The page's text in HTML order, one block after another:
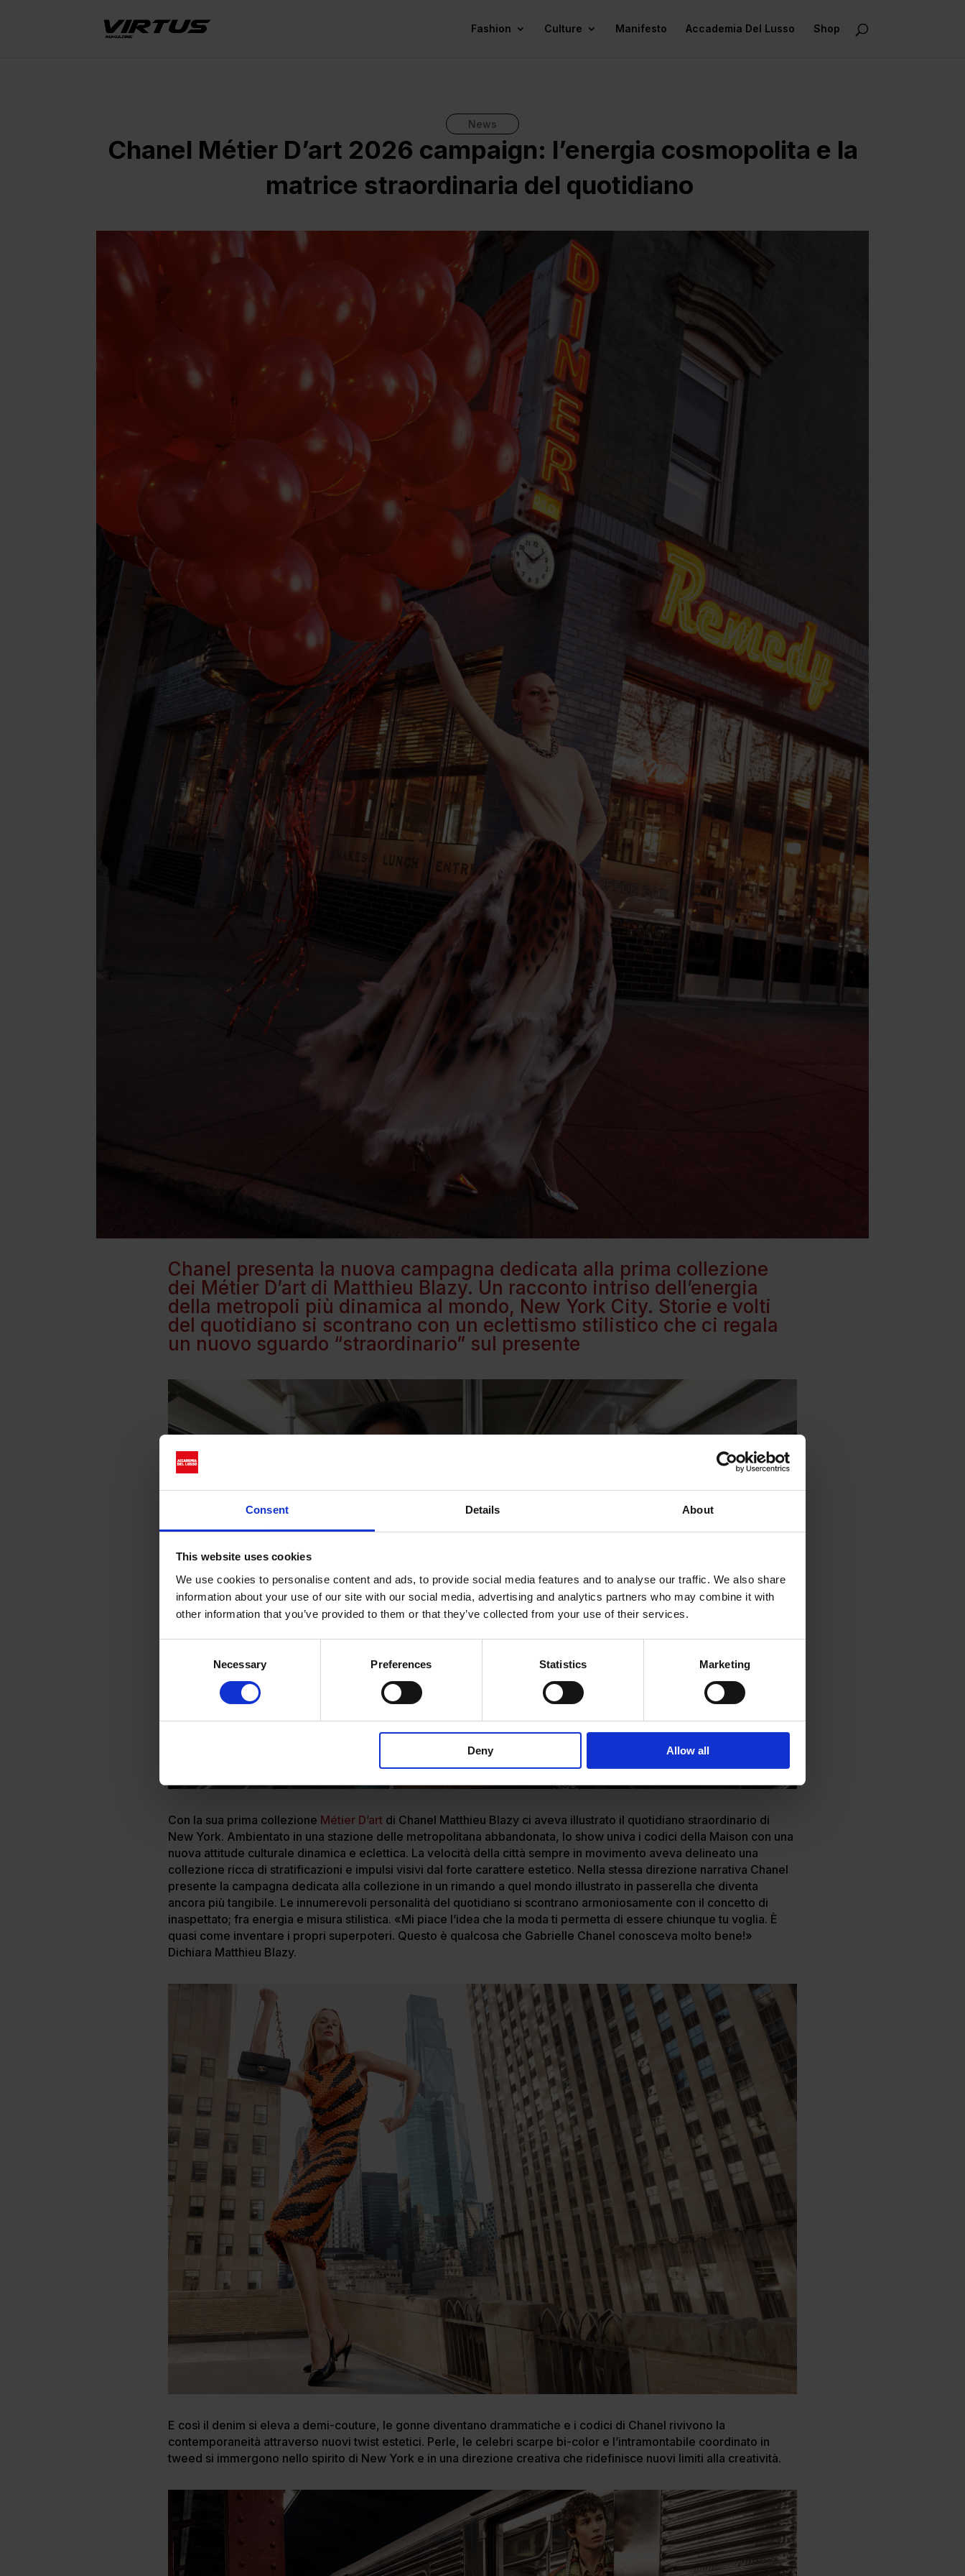
Consent Details About
This website uses cookies
We use cookies to personalise content and ads, to provide social media features and to analyse our traffic. We also share
information about your use of our site with our social media, advertising and analytics partners who may combine it with
other information that you’ve provided to them or that they’ve collected from your use of their services.
Necessary Preferences Statistics Marketing
Deny Allow all
Fashion Culture Manifesto Accademia Del Lusso Shop
News
Chanel Métier D’art 2026 campaign: l’energia cosmopolita e la
matrice straordinaria del quotidiano
Chanel presenta la nuova campagna dedicata alla prima collezione
dei Métier D’art di Matthieu Blazy. Un racconto intriso dell’energia
della metropoli più dinamica al mondo, New York City. Storie e volti
del quotidiano si scontrano con un eclettismo stilistico che ci regala
un nuovo sguardo “straordinario” sul presente
Con la sua prima collezione Métier D’art di Chanel Matthieu Blazy ci aveva illustrato il quotidiano straordinario di
New York. Ambientato in una stazione delle metropolitana abbandonata, lo show univa i codici della Maison con una
nuova attitude culturale dinamica e eclettica. La velocità della città sempre in movimento aveva delineato una
collezione ricca di stratificazioni e impulsi visivi dal forte carattere estetico. Nella stessa direzione narrativa Chanel
presente la campagna dedicata alla collezione in un rimando a quel mondo illustrato in passerella che diventa
ancora più tangibile. Le innumerevoli personalità del quotidiano si scontrano armoniosamente con il concetto di
inaspettato; fra energia e misura stilistica. «Mi piace l’idea che la moda ti permetta di essere chiunque tu voglia. È
quasi come inventare i propri superpoteri. Questo è qualcosa che Gabrielle Chanel conosceva molto bene!»
Dichiara Matthieu Blazy.
E così il denim si eleva a demi-couture, le gonne diventano drammatiche e i codici di Chanel rivivono la
contemporaneità attraverso nuovi twist estetici. Perle, le celebri scarpe bi-color e l’intramontabile coordinato in
tweed si immergono nello spirito di New York e in una direzione creativa che ridefinisce nuovi limiti alla creatività.